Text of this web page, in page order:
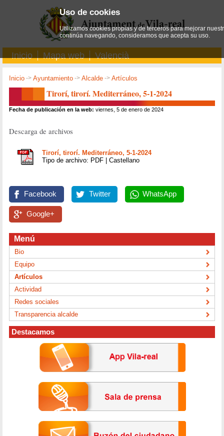
Inicio Mapa web Valencià
Inicio ->Ayuntamiento ->Alcalde ->Artículos
Tirorí, tirorí. Mediterráneo, 5-1-2024
Fecha de publicación en la web: viernes, 5 de enero de 2024
Descarga de archivos
Tirorí, tirorí. Mediterráneo, 5-1-2024
Tipo de archivo: PDF | Castellano
Facebook Twitter WhatsApp
Google+
Menú
Bio
Equipo
Artículos
Actividad
Redes sociales
Transparencia alcalde
Destacamos
Uso de cookies
Utilizamos cookies propias y de terceros para mejorar
continúa navegando, consideramos que acepta su uso.